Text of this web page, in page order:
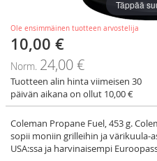
Ole ensimmäinen tuotteen arvostelija
Tarjoushinta
10,00 €
Norm. 24,00 €
Tuotteen alin hinta viimeisen 30
päivän aikana on ollut 10,00 €
Coleman Propane Fuel, 453 g.
sopii moniin grilleihin ja värikuula-
USA:ssa ja harvinaisempi
Täppää